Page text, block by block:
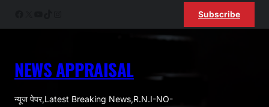
Subscribe
NEWS APPRAISAL
न्यूज पेपर,Latest Breaking News,R.N.I-NO-